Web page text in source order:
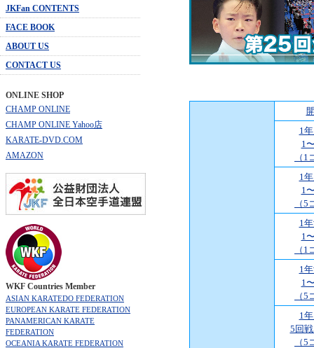
JKFan CONTENTS
FACE BOOK
ABOUT US
CONTACT US
ONLINE SHOP
CHAMP ONLINE
CHAMP ONLINE Yahoo店
KARATE-DVD.COM
AMAZON
WKF Countries Member
ASIAN KARATEDO FEDERATION
EUROPEAN KARATE FEDERATION
PANAMERICAN KARATE
FEDERATION
OCEANIA KARATE FEDERATION
1
1
（
1
1
（
1
1
（
1
1
（
1
5回
（